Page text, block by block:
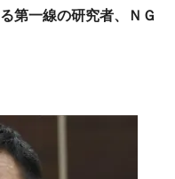
第一線の研究者、ＮＧ